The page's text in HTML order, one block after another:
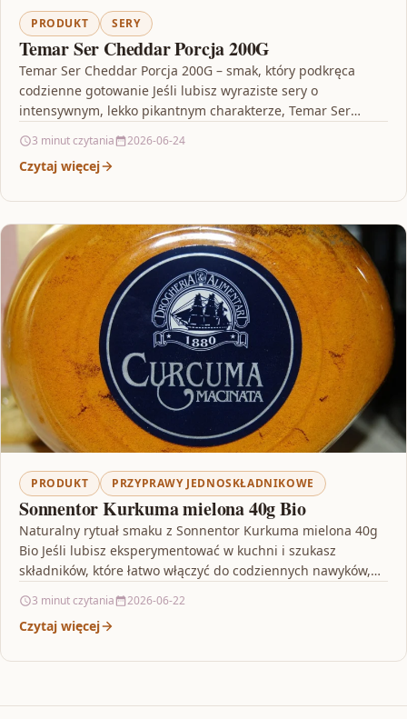
PRODUKT SERY
Temar Ser Cheddar Porcja 200G
Temar Ser Cheddar Porcja 200G – smak, który podkręca
codzienne gotowanie Jeśli lubisz wyraziste sery o
intensywnym, lekko pikantnym charakterze, Temar Ser
3 minut czytania 2026-06-24
Czytaj więcej
PRODUKT PRZYPRAWY JEDNOSKŁADNIKOWE
Sonnentor Kurkuma mielona 40g Bio
Naturalny rytuał smaku z Sonnentor Kurkuma mielona 40g
Bio Jeśli lubisz eksperymentować w kuchni i szukasz
składników, które łatwo włączyć do codziennych nawyków,
3 minut czytania 2026-06-22
Czytaj więcej